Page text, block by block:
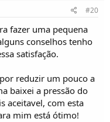
#20
fazer uma pequena
conselhos tenho
satisfação.
reduzir um pouco a
baixei a pressão do
aceitavel, com esta
mim está ótimo!